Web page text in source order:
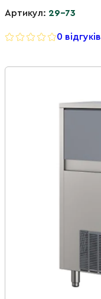
Артикул: 29-73
0 відгуків